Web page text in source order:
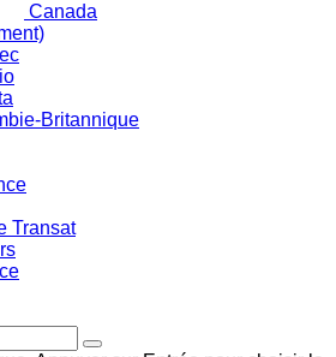
Canada
Britannique
Transat